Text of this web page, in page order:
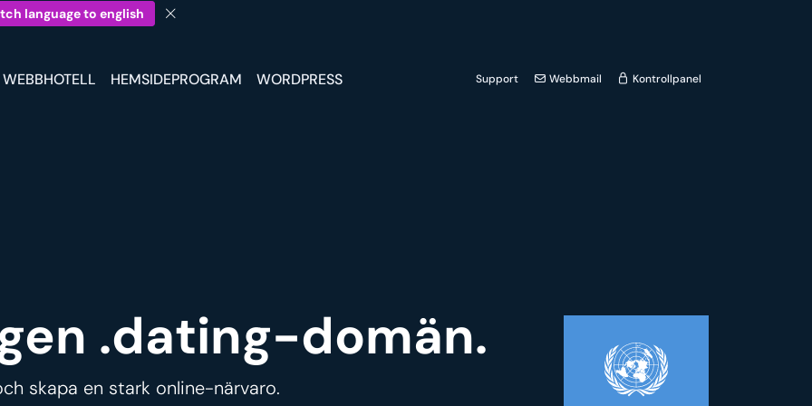
language to english
WEBBHOTELL HEMSIDEPROGRAM WORDPRESS Support Webbmail Kontrollpanel
.dating-domän.
skapa en stark online-närvaro.